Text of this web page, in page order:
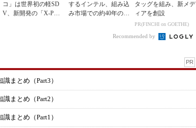
コ」は世界初の軽SD
V、新開発の「X-PAC
するインテル、組み込
み市場での約40年の実
タッグを組み、新メデ
ィアを創設
PR(FINCHI on GOETHE)
Recommended by
PR
まとめ（Part3）
まとめ（Part2）
まとめ（Part1）